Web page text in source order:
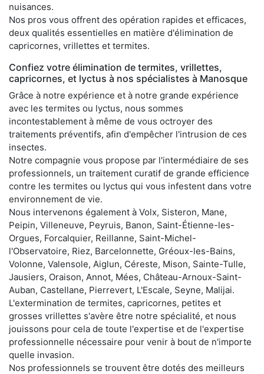
nuisances.
Nos pros vous offrent des opération rapides et efficaces,
deux qualités essentielles en matière d'élimination de
capricornes, vrillettes et termites.
Confiez votre élimination de termites, vrillettes,
capricornes, et lyctus à nos spécialistes à Manosque
Grâce à notre expérience et à notre grande expérience
avec les termites ou lyctus, nous sommes
incontestablement à même de vous octroyer des
traitements préventifs, afin d'empêcher l'intrusion de ces
insectes.
Notre compagnie vous propose par l'intermédiaire de ses
professionnels, un traitement curatif de grande efficience
contre les termites ou lyctus qui vous infestent dans votre
environnement de vie.
Nous intervenons également à Volx, Sisteron, Mane,
Peipin, Villeneuve, Peyruis, Banon, Saint-Étienne-les-
Orgues, Forcalquier, Reillanne, Saint-Michel-
l'Observatoire, Riez, Barcelonnette, Gréoux-les-Bains,
Volonne, Valensole, Aiglun, Céreste, Mison, Sainte-Tulle,
Jausiers, Oraison, Annot, Mées, Château-Arnoux-Saint-
Auban, Castellane, Pierrevert, L'Escale, Seyne, Malijai.
L'extermination de termites, capricornes, petites et
grosses vrillettes s'avère être notre spécialité, et nous
jouissons pour cela de toute l'expertise et de l'expertise
professionnelle nécessaire pour venir à bout de n'importe
quelle invasion.
Nos professionnels se trouvent être dotés des meilleurs